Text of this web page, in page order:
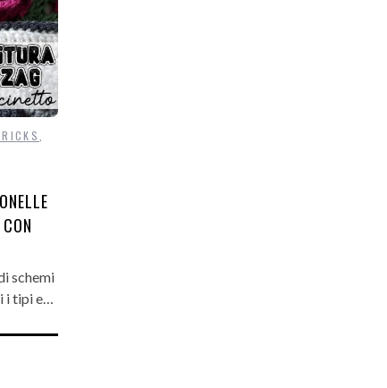
schemi
i tipi e…